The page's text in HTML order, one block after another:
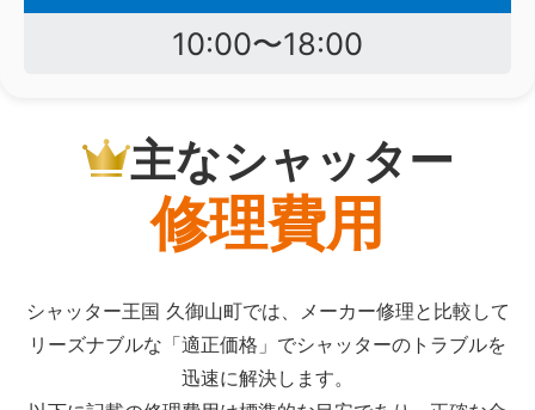
10:00〜18:00
主なシャッター
修理費用
シャッター王国 久御山町では、メーカー修理と比較して
リーズナブルな「適正価格」でシャッターのトラブルを
迅速に解決します。